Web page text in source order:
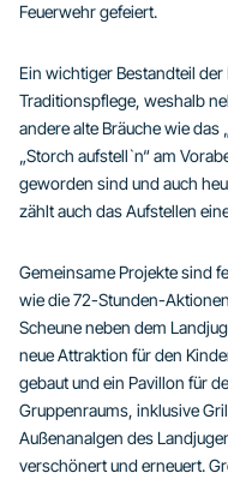
Feuerwehr gefeiert.
Ein wichtiger Bestandteil
Traditionspflege, weshalb
andere alte Bräuche wie das
„Storch aufstell`n“ am
geworden sind und auch
zählt auch das Aufstellen
Gemeinsame Projekte sind
wie die 72-Stunden-
Scheune neben dem
neue Attraktion für den
gebaut und ein Pavillon für
Gruppenraums, inklusive
Außenanalgen des
verschönert und erneuert.